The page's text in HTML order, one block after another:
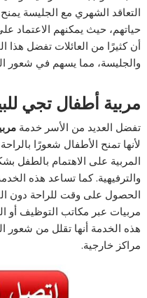
التعاقد الشهري مع الجليسة
حياتهم، حيث يمكنهم الاعتماد
أن كثيرًا من العائلات تفضل هذا
والجليسة، مما يسهم في شعور
مربية أطفال تجي
تفضل العديد من الأسر خدمة
لأنها تمنح الأطفال شعورًا
المربية على الاهتمام بالطفل
والترفيهية. كما تساعد هذه
الحصول على وقت للراحة دون
مربيات عبر مكاتب التوظيف أو
هذه الخدمة أنها تقلل من شعور
مراكز خارجية.